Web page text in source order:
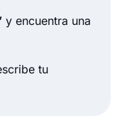
y encuentra una
tu